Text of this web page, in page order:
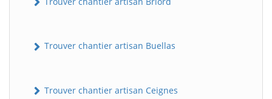
Trouver chantier artisan Buellas
Trouver chantier artisan Ceignes